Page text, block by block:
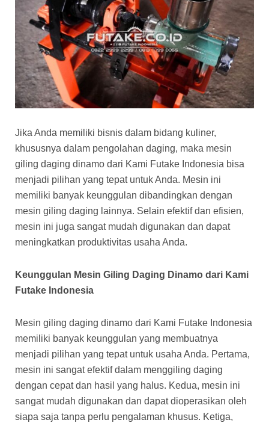
Jika Anda memiliki bisnis dalam bidang kuliner,
khususnya dalam pengolahan daging, maka mesin
giling daging dinamo dari Kami Futake Indonesia bisa
menjadi pilihan yang tepat untuk Anda. Mesin ini
memiliki banyak keunggulan dibandingkan dengan
mesin giling daging lainnya. Selain efektif dan efisien,
mesin ini juga sangat mudah digunakan dan dapat
meningkatkan produktivitas usaha Anda.
Keunggulan Mesin Giling Daging Dinamo dari Kami
Futake Indonesia
Mesin giling daging dinamo dari Kami Futake Indonesia
memiliki banyak keunggulan yang membuatnya
menjadi pilihan yang tepat untuk usaha Anda. Pertama,
mesin ini sangat efektif dalam menggiling daging
dengan cepat dan hasil yang halus. Kedua, mesin ini
sangat mudah digunakan dan dapat dioperasikan oleh
siapa saja tanpa perlu pengalaman khusus. Ketiga,